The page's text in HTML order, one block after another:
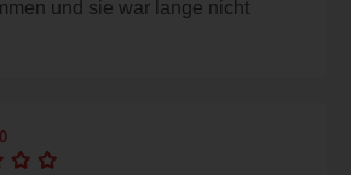
und sie war lange nicht